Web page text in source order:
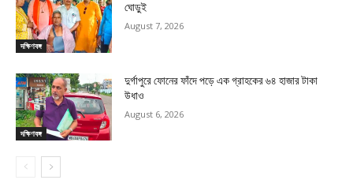
দক্ষিণবঙ্গ
ঘোড়ুই
August 7, 2026
দক্ষিণবঙ্গ
দুর্গাপুরে ফোনের ফাঁদে পড়ে এক গ্রাহকের ৬৪ হাজার টাকা
উধাও
August 6, 2026